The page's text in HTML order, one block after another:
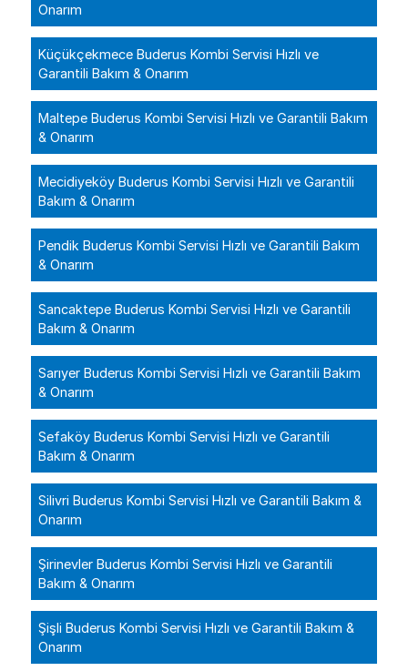
Onarım
Küçükçekmece Buderus Kombi Servisi Hızlı ve
Garantili Bakım & Onarım
Maltepe Buderus Kombi Servisi Hızlı ve Garantili Bakım
& Onarım
Mecidiyeköy Buderus Kombi Servisi Hızlı ve Garantili
Bakım & Onarım
Pendik Buderus Kombi Servisi Hızlı ve Garantili Bakım
& Onarım
Sancaktepe Buderus Kombi Servisi Hızlı ve Garantili
Bakım & Onarım
Sarıyer Buderus Kombi Servisi Hızlı ve Garantili Bakım
& Onarım
Sefaköy Buderus Kombi Servisi Hızlı ve Garantili
Bakım & Onarım
Silivri Buderus Kombi Servisi Hızlı ve Garantili Bakım &
Onarım
Şirinevler Buderus Kombi Servisi Hızlı ve Garantili
Bakım & Onarım
Şişli Buderus Kombi Servisi Hızlı ve Garantili Bakım &
Onarım